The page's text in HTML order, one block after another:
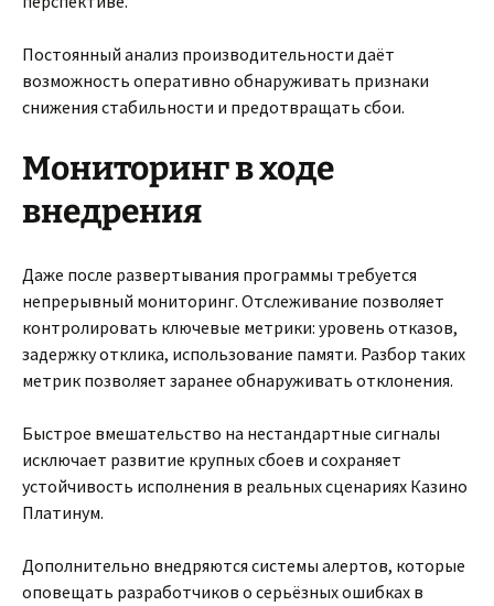
Постоянный анализ производительности даёт
возможность оперативно обнаруживать признаки
снижения стабильности и предотвращать сбои.
Мониторинг в ходе
внедрения
Даже после развертывания программы требуется
непрерывный мониторинг. Отслеживание позволяет
контролировать ключевые метрики: уровень отказов,
задержку отклика, использование памяти. Разбор таких
метрик позволяет заранее обнаруживать отклонения.
Быстрое вмешательство на нестандартные сигналы
исключает развитие крупных сбоев и сохраняет
устойчивость исполнения в реальных сценариях Казино
Платинум.
Дополнительно внедряются системы алертов, которые
оповещать разработчиков о серьёзных ошибках в